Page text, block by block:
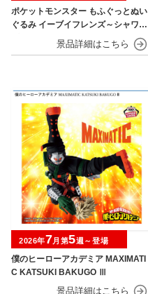
ポケットモンスター もふぐっとぬい
ぐるみ イーブイフレンズ～シャワー
ズ・グレイシア～おひるねver.
僕のヒーローアカデミア MAXIMATI
C KATSUKI BAKUGO Ⅲ
2026年7月第5週～登場